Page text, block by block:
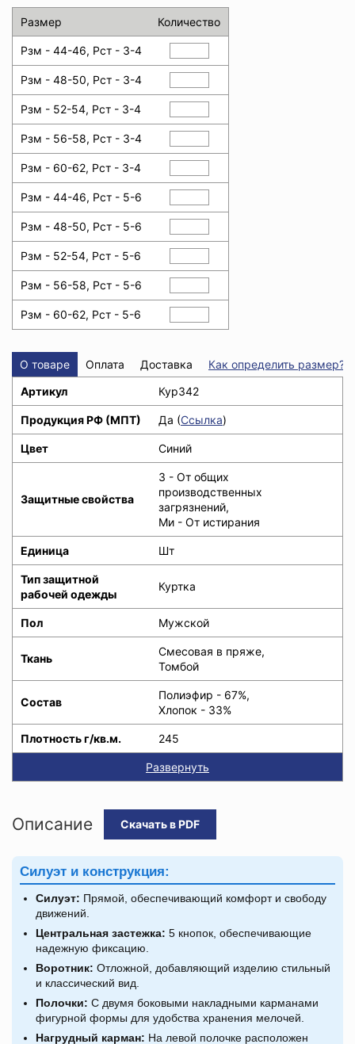
Размер Количество
Рзм - 44-46, Рст - 3-4
Рзм - 48-50, Рст - 3-4
Рзм - 52-54, Рст - 3-4
Рзм - 56-58, Рст - 3-4
Рзм - 60-62, Рст - 3-4
Рзм - 44-46, Рст - 5-6
Рзм - 48-50, Рст - 5-6
Рзм - 52-54, Рст - 5-6
Рзм - 56-58, Рст - 5-6
Рзм - 60-62, Рст - 5-6
О товаре Оплата Доставка
Как определить размер?
Артикул
Кур342
Продукция РФ (МПТ) Да (Ссылка)
Цвет Синий
Защитные свойства
З - От общих
производственных
загрязнений,
Ми - От истирания
Единица Шт
Тип защитной
рабочей одежды
Куртка
Пол Мужской
Ткань
Смесовая в пряже,
Томбой
Состав
Полиэфир - 67%,
Хлопок - 33%
Плотность г/кв.м. 245
Развернуть
Описание Скачать в PDF
Силуэт и конструкция:
Силуэт: Прямой, обеспечивающий комфорт и свободу
движений.
Центральная застежка: 5 кнопок, обеспечивающие
надежную фиксацию.
Воротник: Отложной, добавляющий изделию стильный
и классический вид.
Полочки: С двумя боковыми накладными карманами
фигурной формы для удобства хранения мелочей.
Нагрудный карман: На левой полочке расположен